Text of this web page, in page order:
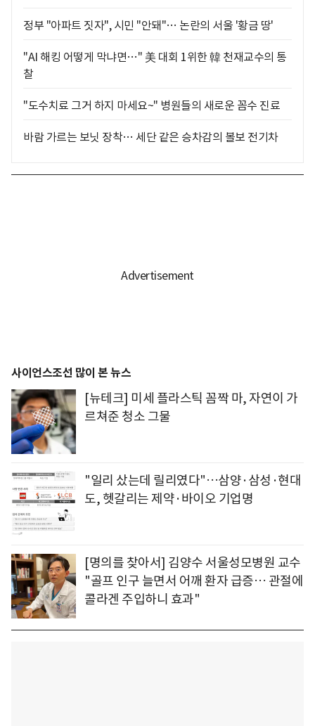
정부 "아파트 짓자", 시민 "안돼"… 논란의 서울 '황금 땅'
"AI 해킹 어떻게 막냐면…" 美 대회 1위한 韓 천재교수의 통
찰
"도수치료 그거 하지 마세요~" 병원들의 새로운 꼼수 진료
바람 가르는 보닛 장착… 세단 같은 승차감의 볼보 전기차
사이언스조선 많이 본 뉴스
[뉴테크] 미세 플라스틱 꼼짝 마, 자연이 가
르쳐준 청소 그물
"일리 샀는데 릴리였다"…삼양·삼성·현대
도, 헷갈리는 제약·바이오 기업명
[명의를 찾아서] 김양수 서울성모병원 교수
"골프 인구 늘면서 어깨 환자 급증… 관절에
콜라겐 주입하니 효과"